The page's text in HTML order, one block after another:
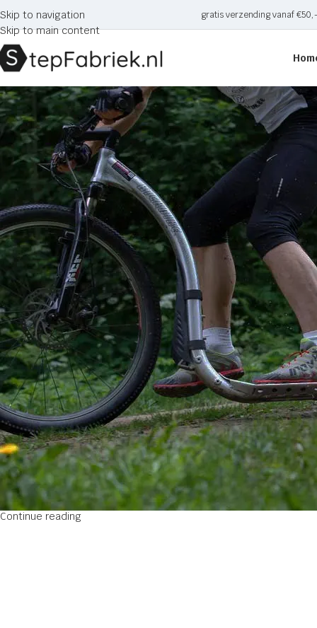
Skip to navigation
Skip to main content
gratis verzending vanaf
Tag Archives: mula 20/16
Home Posts Tagged "mula 20/16"
01jan
Nieuw
Yedoo Mula step
Posted by admin
17 oktober 2021
De Yedoo Mula step 2016 Voor de stoere
steppers! De Stepfabriek introduceert de
Yedoo Mula step 20/16 bijna
onverwoestbare machi...
Continue reading